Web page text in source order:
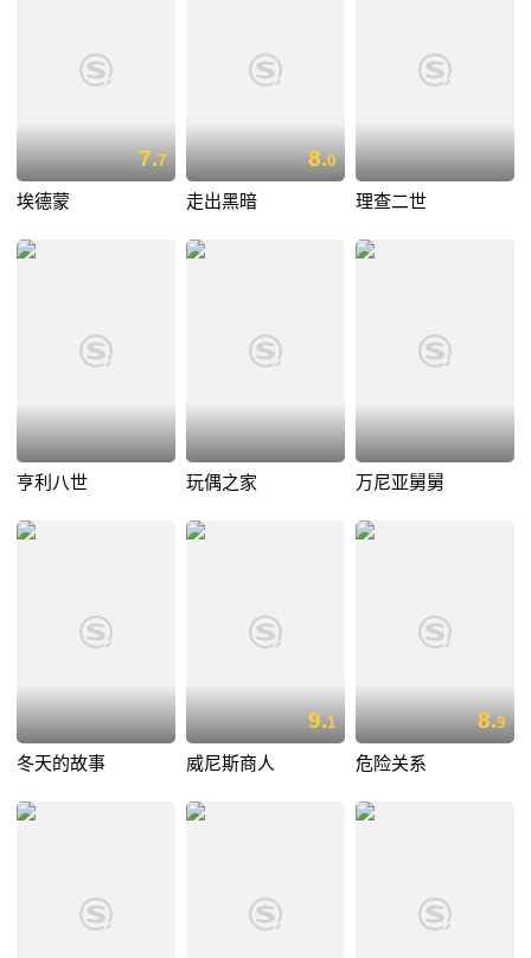
7.7
埃德蒙
8.0
走出黑暗 理查二世
亨利八世 玩偶之家 万尼亚舅舅
冬天的故事
9.1
威尼斯商人
8.9
危险关系